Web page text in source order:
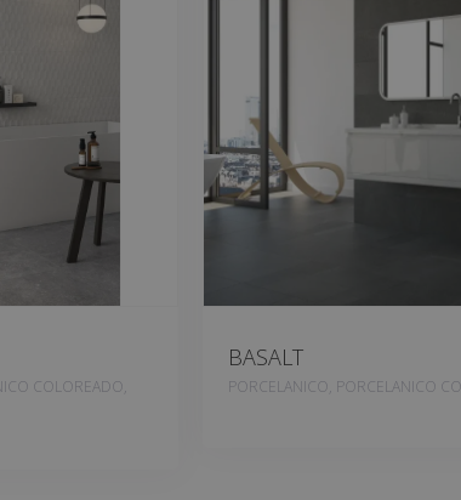
COLOREADO,
BASALT
PORCELANICO, PORCELANICO